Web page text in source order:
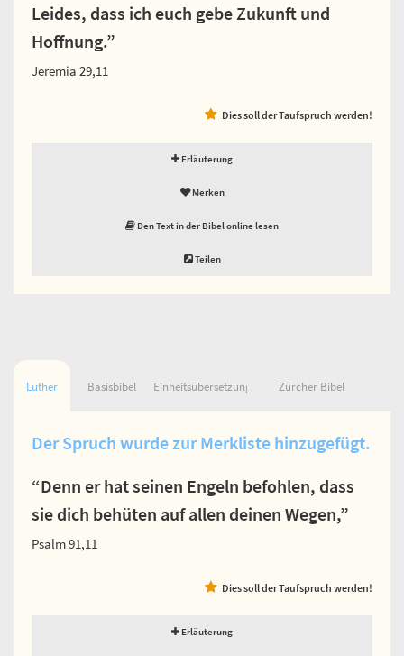
Leides, dass ich euch gebe Zukunft und
Hoffnung.”
Jeremia 29,11
Dies soll der Taufspruch werden!
Erläuterung
Merken
Den Text in der Bibel online lesen
Teilen
Luther Basisbibel Einheitsübersetzung Zürcher Bibel
Der Spruch wurde zur Merkliste hinzugefügt.
“Denn er hat seinen Engeln befohlen, dass
sie dich behüten auf allen deinen Wegen,”
Psalm 91,11
Dies soll der Taufspruch werden!
Erläuterung